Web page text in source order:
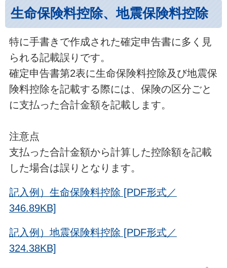
生命保険料控除、地震保険料控除
特に手書きで作成された確定申告書に多く見
られる記載誤りです。
確定申告書第2表に生命保険料控除及び地震保
険料控除を記載する際には、保険の区分ごと
に支払った合計金額を記載します。
注意点
支払った合計金額から計算した控除額を記載
した場合は誤りとなります。
記入例）生命保険料控除 [PDF形式／
346.89KB]
記入例）地震保険料控除 [PDF形式／
324.38KB]